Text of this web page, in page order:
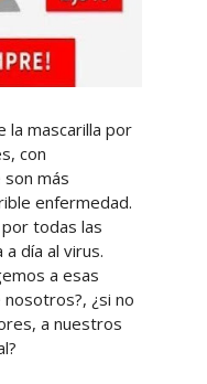
la mascarilla por
con
más
enfermedad.
todas las
día al virus.
a esas
¿si no
a nuestros